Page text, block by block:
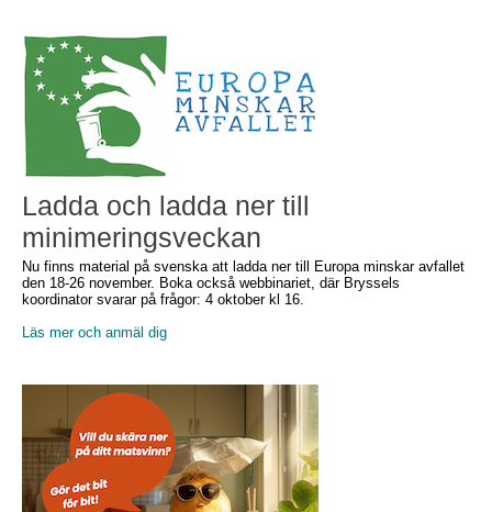
Ladda och ladda ner till
minimeringsveckan
Nu finns material på svenska att ladda ner till Europa minskar avfallet
den 18-26 november. Boka också webbinariet, där Bryssels
koordinator svarar på frågor: 4 oktober kl 16.
Läs mer och anmäl dig